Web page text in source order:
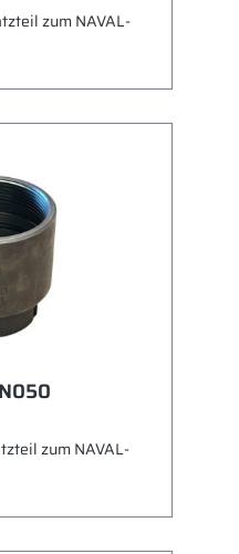
zum NAVAL-
zum NAVAL-